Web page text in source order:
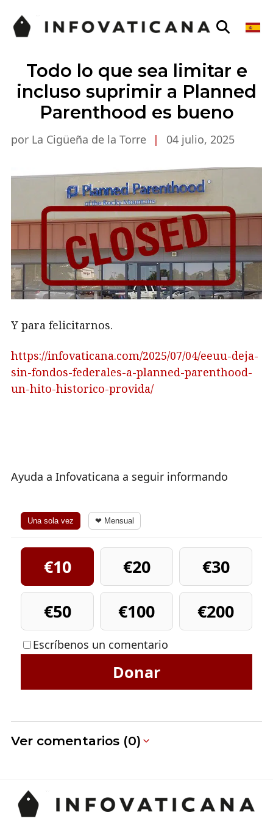
Todo lo que sea limitar e
incluso suprimir a Planned
Parenthood es bueno
por La Cigüeña de la Torre | 04 julio, 2025
Y para felicitarnos.
https://infovaticana.com/2025/07/04/eeuu-deja-
sin-fondos-federales-a-planned-parenthood-
un-hito-historico-provida/
Ayuda a Infovaticana a seguir informando
Una sola vez ❤ Mensual
€10 €20
€30
€50
€100 €200
Escríbenos un comentario
Donar
Ver comentarios (0)